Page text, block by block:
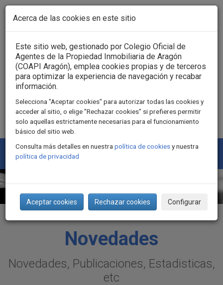
Pasar al contenido principal
Acceso usuarios
Novedades
Novedades, Publicaciones, Estadisticas,
etc
Acerca de las cookies en este sitio
Este sitio web, gestionado por Colegio Oficial de
Agentes de la Propiedad Inmobiliaria de Aragón
(COAPI Aragón), emplea cookies propias y de terceros
para optimizar la experiencia de navegación y recabar
información.
Selecciona "Aceptar cookies" para autorizar todas las cookies y
acceder al sitio, o elige "Rechazar cookies" si prefieres permitir
solo aquellas estrictamente necesarias para el funcionamiento
básico del sitio web.
Consulta más detalles en nuestra política de cookiesy nuestra
política de privacidad
Aceptar cookies Rechazar cookies Configurar